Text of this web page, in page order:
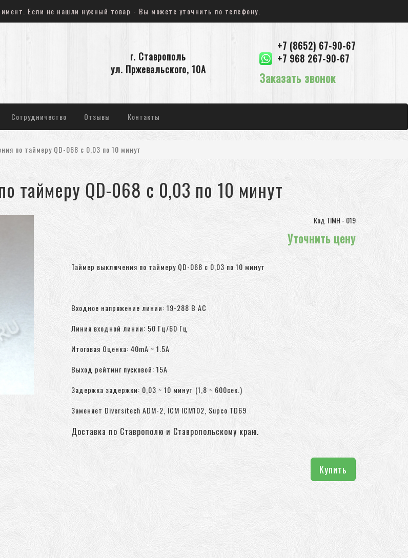
Если не нашли нужный товар - Вы можете уточнить по телефону.
г. Ставрополь
ул. Пржевальского, 10А
+7 (8652) 67-90-67
+7 968 267-90-67
Заказать звонок
Сотрудничество Отзывы Контакты
по таймеру QD-068 с 0,03 по 10 минут
таймеру QD-068 с 0,03 по 10 минут
Код TIMH - 019
Уточнить цену
Таймер выключения по таймеру QD-068 с 0,03 по 10 минут
Входное напряжение линии: 19-288 В AC
Линия входной линии: 50 Гц/60 Гц
Итоговая Оценка: 40mA ~ 1.5A
Выход рейтинг пусковой: 15A
Задержка задержки: 0,03 ~ 10 минут (1,8 ~ 600сек.)
Заменяет Diversitech ADM-2, ICM ICM102, Supco TD69
Доставка по Ставрополю и Ставропольскому краю.
Купить